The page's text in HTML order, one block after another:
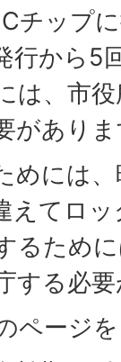
チップ
行から5
は、市
があり
めには
えてロ
るため
する必
ページ